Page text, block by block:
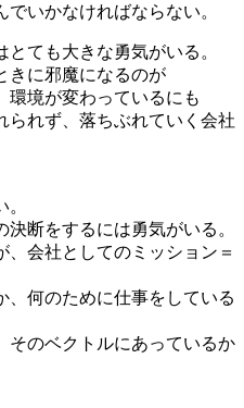
いかなければならない。
ても大きな勇気がいる。
きに邪魔になるのが
環境が変わっているにも
られず、落ちぶれていく会社
断をするには勇気がいる。
、会社としてのミッション＝
、何のために仕事をしている
そのベクトルにあっているか